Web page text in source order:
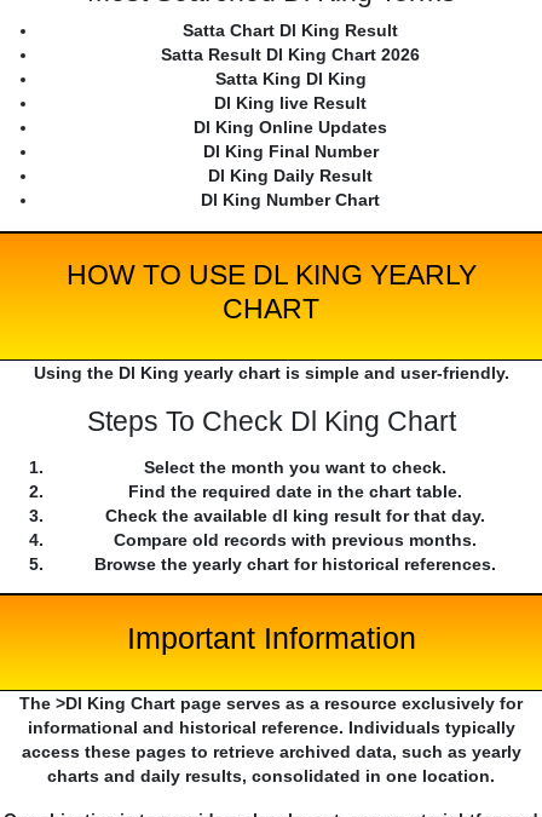
Satta Chart Dl King Result
Satta Result Dl King Chart 2026
Satta King Dl King
Dl King live Result
Dl King Online Updates
Dl King Final Number
Dl King Daily Result
Dl King Number Chart
HOW TO USE DL KING YEARLY
CHART
Using the Dl King yearly chart is simple and user-friendly.
Steps To Check Dl King Chart
Select the month you want to check.
Find the required date in the chart table.
Check the available dl king result for that day.
Compare old records with previous months.
Browse the yearly chart for historical references.
Important Information
The >Dl King Chart page serves as a resource exclusively for
informational and historical reference. Individuals typically
access these pages to retrieve archived data, such as yearly
charts and daily results, consolidated in one location.